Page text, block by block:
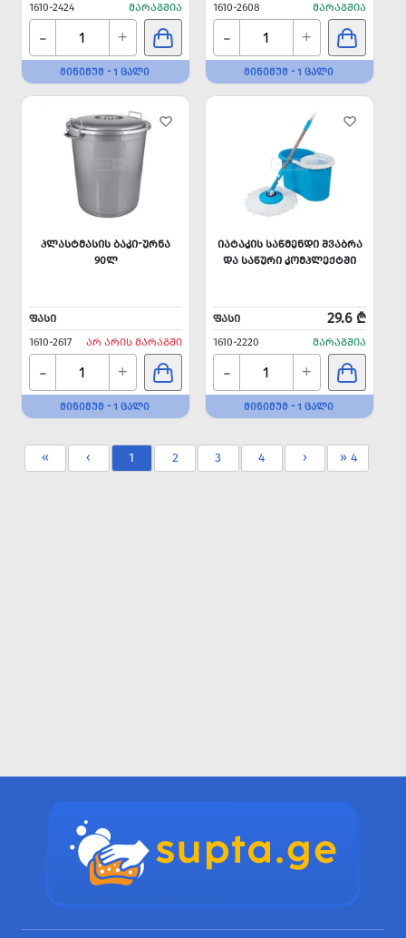
1610-2424 ᲛᲐᲠᲐᲒᲨᲘᲐ
- +
ᲛᲘᲜᲘᲛᲣᲛ - 1 ᲪᲐᲚᲘ
1610-2608 ᲛᲐᲠᲐᲒᲨᲘᲐ
- +
ᲛᲘᲜᲘᲛᲣᲛ - 1 ᲪᲐᲚᲘ
ᲞᲚᲐᲡᲢᲛᲐᲡᲘᲡ ᲑᲐᲙᲘ-ᲣᲠᲜᲐ
90Ლ
ᲤᲐᲡᲘ
1610-2617
ᲐᲠ ᲐᲠᲘᲡ ᲛᲐᲠᲐᲒᲨᲘ
- +
ᲛᲘᲜᲘᲛᲣᲛ - 1 ᲪᲐᲚᲘ
ᲘᲐᲢᲐᲙᲘᲡ ᲡᲐᲬᲛᲔᲜᲓᲘ ᲨᲕᲐᲑᲠᲐ
ᲓᲐ ᲡᲐᲬᲣᲠᲘ ᲙᲝᲛᲞᲚᲔᲥᲢᲨᲘ
ᲤᲐᲡᲘ 29.6 ₾
1610-2220 ᲛᲐᲠᲐᲒᲨᲘᲐ
- +
ᲛᲘᲜᲘᲛᲣᲛ - 1 ᲪᲐᲚᲘ
« ‹ 1 2 3 4 › » 4